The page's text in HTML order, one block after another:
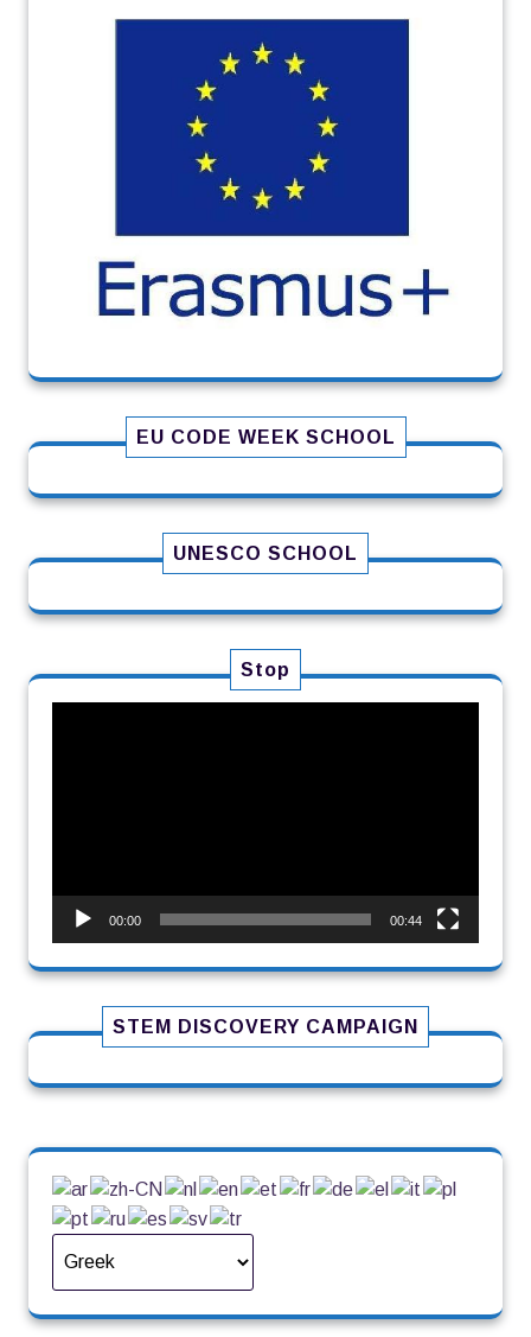
EU CODE WEEK SCHOOL
UNESCO SCHOOL
Stop
00:00 00:44
STEM DISCOVERY CAMPAIGN